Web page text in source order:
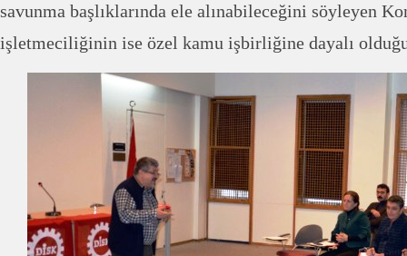
savunma başlıklarında ele alınabileceğini söyleyen
işletmeciliğinin ise özel kamu işbirliğine dayalı